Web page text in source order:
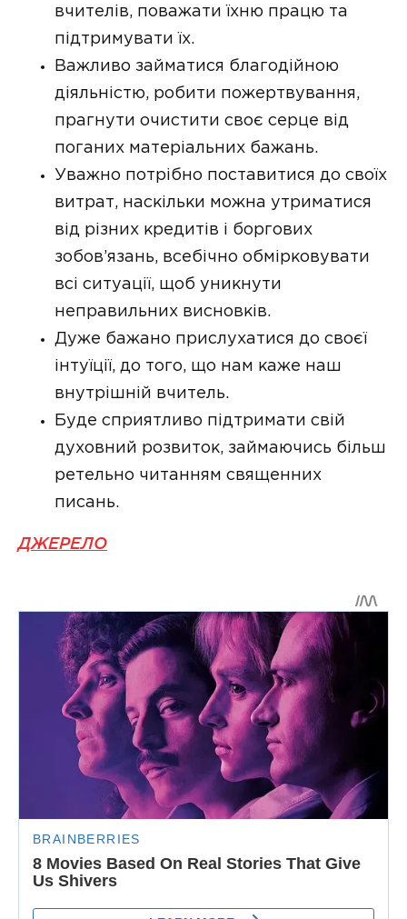
вчителів, поважати їхню працю та
підтримувати їх.
Важливо займатися благодійною
діяльністю, робити пожертвування,
прагнути очистити своє серце від
поганих матеріальних бажань.
Уважно потрібно поставитися до своїх
витрат, наскільки можна утриматися
від різних кредитів і боргових
зобов’язань, всебічно обмірковувати
всі ситуації, щоб уникнути
неправильних висновків.
Дуже бажано прислухатися до своєї
інтуїції, до того, що нам каже наш
внутрішній вчитель.
Буде сприятливо підтримати свій
духовний розвиток, займаючись більш
ретельно читанням священних
писань.
ДЖЕРЕЛО